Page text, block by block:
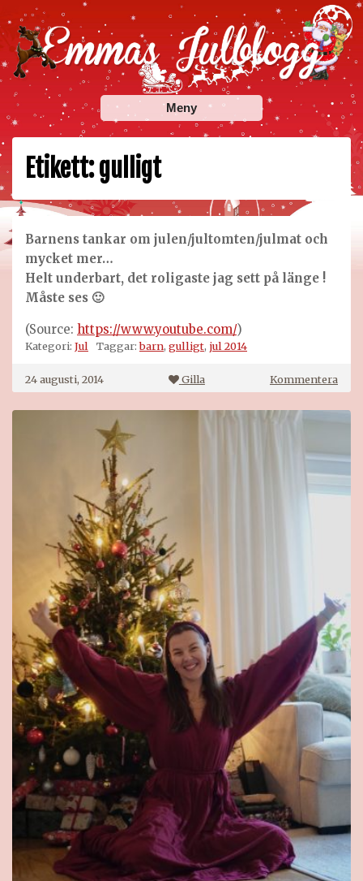
Skip
to
content
Emmas Julblogg
Julbloggar om julnyheter, julklappstips, julkalendrar,
adventskalendrar , julpyssel och julrecept!
Meny
Etikett:gulligt
Barnens tankar om julen/jultomten/julmat och
mycket mer…
Helt underbart, det roligaste jag sett på länge !
Måste ses 🙂
(Source: https://www.youtube.com/)
Kategori: Jul Taggar:barn, gulligt, jul 2014
24 augusti, 2014 Gilla Kommenterapå